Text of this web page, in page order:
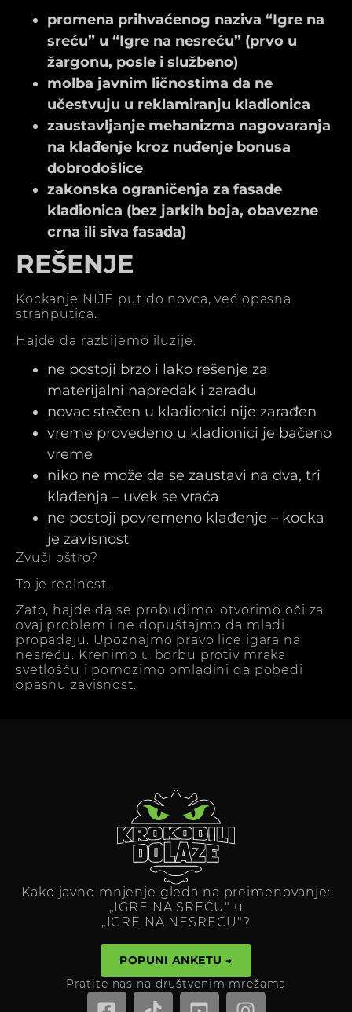
promena prihvaćenog naziva “Igre na
sreću” u “Igre na nesreću” (prvo u
žargonu, posle i službeno)
molba javnim ličnostima da ne
učestvuju u reklamiranju kladionica
zaustavljanje mehanizma nagovaranja
na klađenje kroz nuđenje bonusa
dobrodošlice
zakonska ograničenja za fasade
kladionica (bez jarkih boja, obavezne
crna ili siva fasada)
REŠENJE
Kockanje NIJE put do novca, već opasna
stranputica.
Hajde da razbijemo iluzije:
ne postoji brzo i lako rešenje za
materijalni napredak i zaradu
novac stečen u kladionici nije zarađen
vreme provedeno u kladionici je bačeno
vreme
niko ne može da se zaustavi na dva, tri
klađenja – uvek se vraća
ne postoji povremeno klađenje – kocka
je zavisnost
Zvuči oštro?
To je realnost.
Zato, hajde da se probudimo: otvorimo oči za
ovaj problem i ne dopuštajmo da mladi
propadaju. Upoznajmo pravo lice igara na
nesreću. Krenimo u borbu protiv mraka
svetlošću i pomozimo omladini da pobedi
opasnu zavisnost.
Kako javno mnjenje gleda na preimenovanje:
„IGRE NA SREĆU" u
„IGRE NA NESREĆU"?
POPUNI ANKETU →
Pratite nas na društvenim mrežama